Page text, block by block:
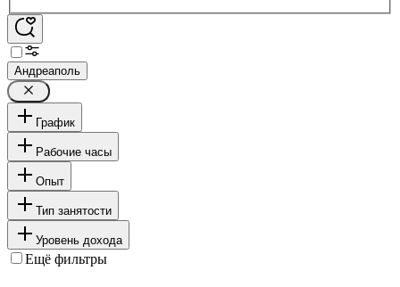
Андреаполь
График
Рабочие часы
Опыт
Тип занятости
Уровень дохода
Ещё фильтры